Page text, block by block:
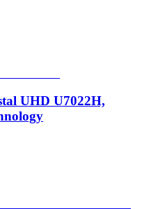
UHD U7022H,